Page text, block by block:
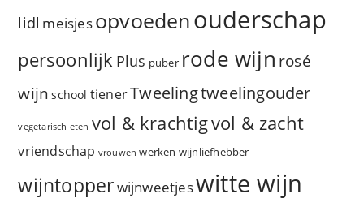
lidl meisjesopvoedenouderschap
persoonlijk Plus puber rode wijn rosé
wijn school tienerTweelingtweelingouder
vegetarisch eten vol & krachtigvol & zacht
vriendschap vrouwen werken wijnliefhebber
wijntopperwijnweetjeswitte wijn